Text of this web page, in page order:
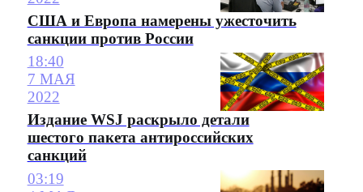
США и Европа намерены ужесточить
санкции против России
18:40
7 МАЯ
2022
Издание WSJ раскрыло детали
шестого пакета антироссийских
санкций
03:19